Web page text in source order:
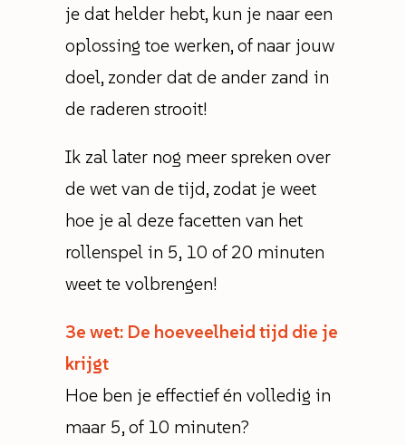
je dat helder hebt, kun je naar een
oplossing toe werken, of naar jouw
doel, zonder dat de ander zand in
de raderen strooit!
Ik zal later nog meer spreken over
de wet van de tijd, zodat je weet
hoe je al deze facetten van het
rollenspel in 5, 10 of 20 minuten
weet te volbrengen!
3e wet: De hoeveelheid tijd die je
krijgt
Hoe ben je effectief én volledig in
maar 5, of 10 minuten?